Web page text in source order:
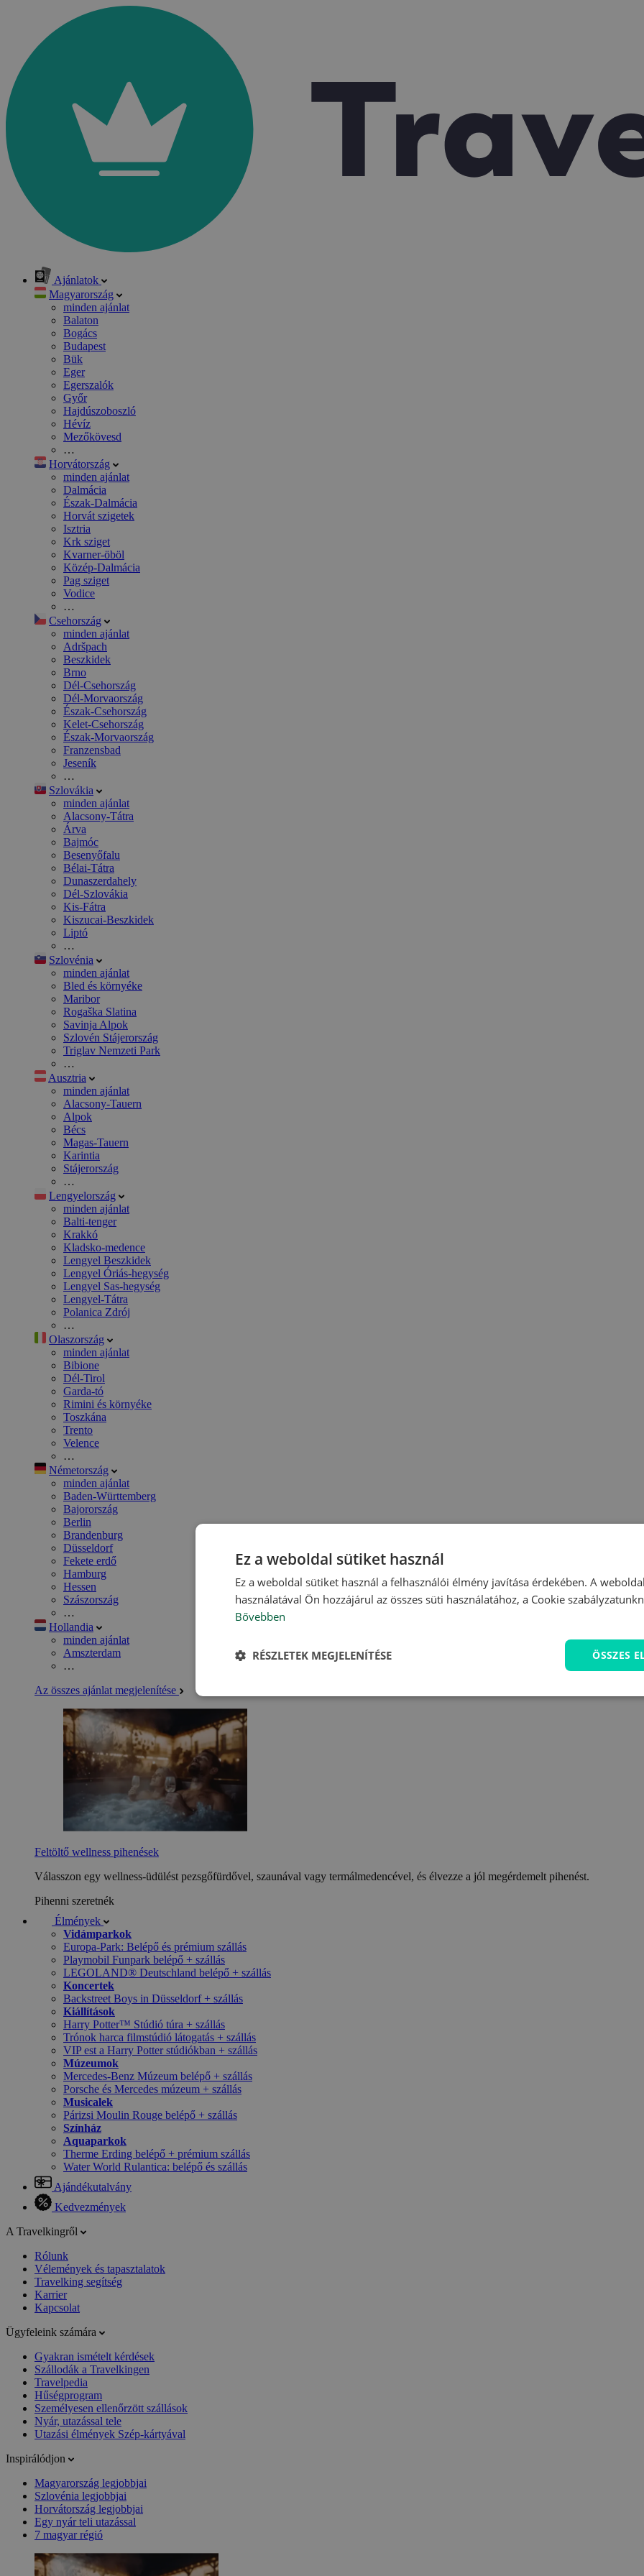
Ajánlatok
Magyarország
minden ajánlat
Balaton
Bogács
Budapest
Bük
Eger
Egerszalók
Győr
Hajdúszoboszló
Hévíz
Mezőkövesd
…
Horvátország
minden ajánlat
Dalmácia
Észak-Dalmácia
Horvát szigetek
Isztria
Krk sziget
Kvarner-öböl
Közép-Dalmácia
Pag sziget
Vodice
…
Csehország
minden ajánlat
Adršpach
Beszkidek
Brno
Dél-Csehország
Dél-Morvaország
Észak-Csehország
Kelet-Csehország
Észak-Morvaország
Franzensbad
Jeseník
…
Szlovákia
minden ajánlat
Alacsony-Tátra
Árva
Bajmóc
Besenyőfalu
Bélai-Tátra
Dunaszerdahely
Dél-Szlovákia
Kis-Fátra
Kiszucai-Beszkidek
Liptó
…
Szlovénia
minden ajánlat
Bled és környéke
Maribor
Rogaška Slatina
Savinja Alpok
Szlovén Stájerország
Triglav Nemzeti Park
…
Ausztria
minden ajánlat
Alacsony-Tauern
Alpok
Bécs
Magas-Tauern
Karintia
Stájerország
…
Lengyelország
minden ajánlat
Balti-tenger
Krakkó
Kladsko-medence
Lengyel Beszkidek
Lengyel Óriás-hegység
Lengyel Sas-hegység
Lengyel-Tátra
Polanica Zdrój
…
Olaszország
minden ajánlat
Bibione
Dél-Tirol
Garda-tó
Rimini és környéke
Toszkána
Trento
Velence
…
Németország
minden ajánlat
Baden-Württemberg
Bajorország
Berlin
Brandenburg
Düsseldorf
Fekete erdő
Hamburg
Hessen
Szászország
…
Hollandia
minden ajánlat
Amszterdam
…
Az összes ajánlat megjelenítése
Feltöltő wellness pihenések
Válasszon egy wellness-üdülést pezsgőfürdővel, szaunával vagy termálmedencével, és élvezze a jól megérdemelt pihenést.
Pihenni szeretnék
Élmények
Vidámparkok
Europa-Park: Belépő és prémium szállás
Playmobil Funpark belépő + szállás
LEGOLAND® Deutschland belépő + szállás
Koncertek
Backstreet Boys in Düsseldorf + szállás
Kiállítások
Harry Potter™ Stúdió túra + szállás
Trónok harca filmstúdió látogatás + szállás
VIP est a Harry Potter stúdiókban + szállás
Múzeumok
Mercedes-Benz Múzeum belépő + szállás
Porsche és Mercedes múzeum + szállás
Musicalek
Párizsi Moulin Rouge belépő + szállás
Színház
Aquaparkok
Therme Erding belépő + prémium szállás
Water World Rulantica: belépő és szállás
Ajándékutalvány
Kedvezmények
A Travelkingről
Rólunk
Vélemények és tapasztalatok
Travelking segítség
Karrier
Kapcsolat
Ügyfeleink számára
Gyakran ismételt kérdések
Szállodák a Travelkingen
Travelpedia
Hűségprogram
Személyesen ellenőrzött szállások
Nyár, utazással tele
Utazási élmények Szép-kártyával
Inspirálódjon
Magyarország legjobbjai
Szlovénia legjobbjai
Horvátország legjobbjai
Egy nyár teli utazással
7 magyar régió
Ez a weboldal sütiket használ
Ez a weboldal sütiket használ a felhasználói élmény javítása érdekében. A
használatával Ön hozzájárul az összes süti használatához, a Cookie
Bővebben
ÖSSZES
RÉSZLETEK MEGJELENÍTÉSE